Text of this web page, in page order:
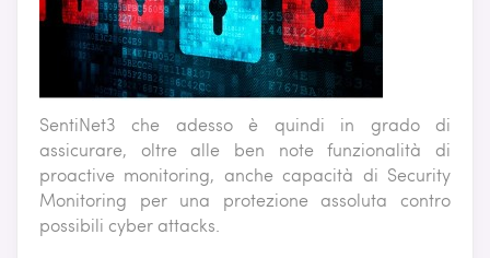
SentiNet3 che adesso è quindi in grado di
assicurare, oltre alle ben note funzionalità di
proactive monitoring, anche capacità di Security
Monitoring per una protezione assoluta contro
possibili cyber attacks.